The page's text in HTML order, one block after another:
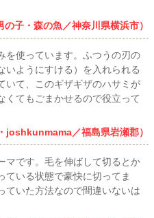
の子・森の魚／神奈川県横浜市）
を使っています。ふつうの刃の
いようにすける）を入れられる
いて、このギザギザのハサミが
くてもごまかせるので役立って
joshkunmama／福島県岩瀬郡）
マです。毛を伸ばして切るとか
ている状態で豪快に切ってま
ていた方法なので間違いないは